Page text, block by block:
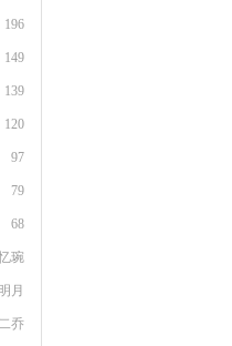
196
149
139
120
97
79
68
琬
月
乔